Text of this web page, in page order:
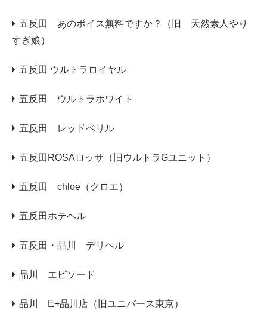
五反田 あのボイス無料ですか？（旧 天然素人やり
すぎ娘）
五反田 ウルトラロイヤル
五反田 ウルトラホワイト
五反田 レッドベリル
五反田ROSAロッサ（旧ウルトラGユニット）
五反田 chloe（クロエ）
五反田ホテヘル
五反田・品川 デリヘル
品川 エピソード
品川 E+品川店（旧ユニバース東京）